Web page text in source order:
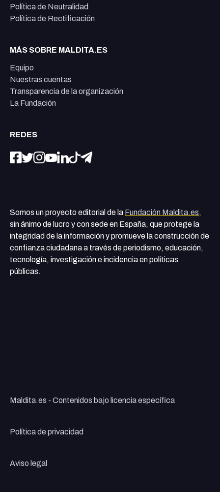
Política de Neutralidad
Política de Rectificación
MÁS SOBRE MALDITA.ES
Equipo
Nuestras cuentas
Transparencia de la organización
La Fundación
REDES
Somos un proyecto editorial de la Fundación Maldita.es,
sin ánimo de lucro y con sede en España, que protege la
integridad de la información y promueve la construcción de
confianza ciudadana a través de periodismo, educación,
tecnología, investigación e incidencia en políticas
públicas.
Maldita.es - Contenidos bajo licencia específica
Política de privacidad
Aviso legal